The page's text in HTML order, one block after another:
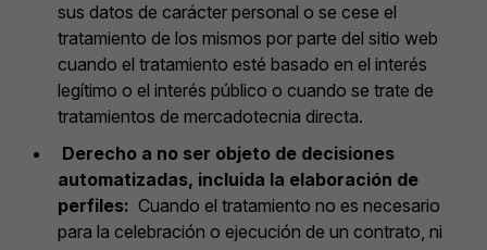
sus datos de carácter personal o se cese el
tratamiento de los mismos por parte del sitio web
cuando el tratamiento esté basado en el interés
legítimo o el interés público o cuando se trate de
tratamientos de mercadotecnia directa.
Derecho a no ser objeto de decisiones
automatizadas, incluida la elaboración de
perfiles: Cuando el tratamiento no es necesario
para la celebración o ejecución de un contrato, ni